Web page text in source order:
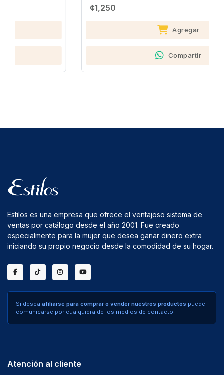
Estilos es una empresa que ofrece el ventajoso sistema de
ventas por catálogo desde el año 2001. Fue creado
especialmente para la mujer que desea ganar dinero extra
iniciando su propio negocio desde la comodidad de su hogar.
Si desea afiliarse para comprar o vender nuestros productos puede
comunicarse por cualquiera de los medios de contacto.
Atención al cliente